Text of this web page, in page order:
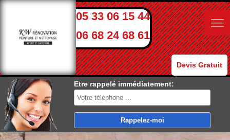
05 33 06 15 44
06 68 24 68 61
Devis Gratuit
Etre rappelé immédiatement: